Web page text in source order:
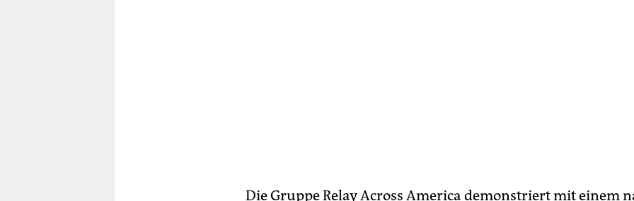
Die Gruppe Relay Across America demonstriert mit einem